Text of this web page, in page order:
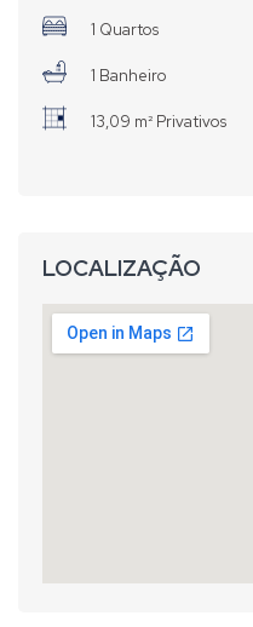
ESPECIFICAÇÕES
LOCALIZAÇÃO